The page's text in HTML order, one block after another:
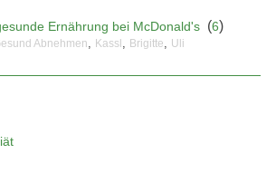
Ernährung bei McDonald's (6)
Abnehmen, Kassl , Brigitte, Uli